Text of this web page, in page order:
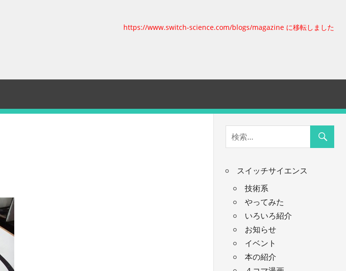
https://www.switch-science.com/blogs/magazine に移転しました
スイッチサイエンス
技術系
やってみた
いろいろ紹介
お知らせ
イベント
本の紹介